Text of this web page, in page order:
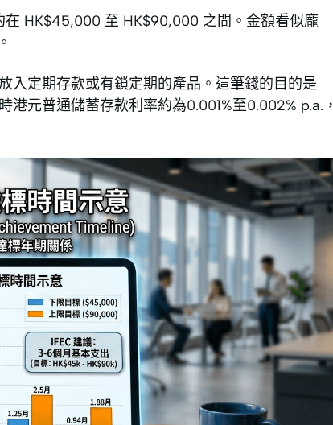
HK$45,000 至 HK$90,000 之間。金額看似龐
入定期存款或有鎖定期的產品。這筆錢的目的是
港元普通儲蓄存款利率約為0.001%至0.002% p.a.，